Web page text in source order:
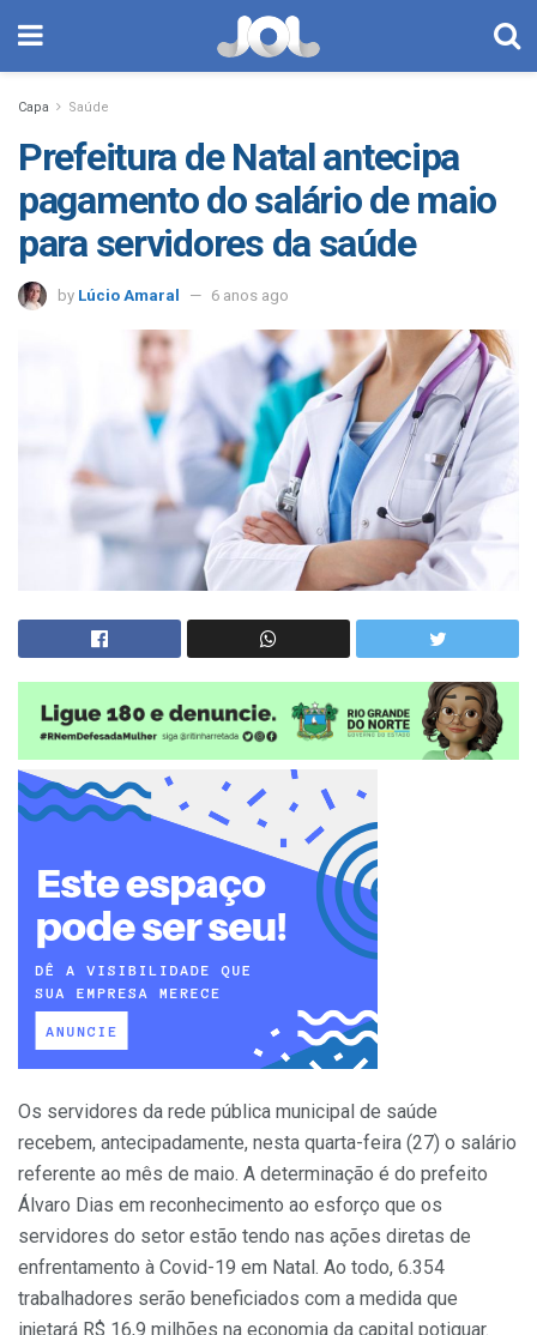
Capa Saúde
Prefeitura de Natal antecipa
pagamento do salário de maio
para servidores da saúde
by Lúcio Amaral 6 anos ago
Os servidores da rede pública municipal de saúde
recebem, antecipadamente, nesta quarta-feira (27) o salário
referente ao mês de maio. A determinação é do prefeito
Álvaro Dias em reconhecimento ao esforço que os
servidores do setor estão tendo nas ações diretas de
enfrentamento à Covid-19 em Natal. Ao todo, 6.354
trabalhadores serão beneficiados com a medida que
injetará R$ 16,9 milhões na economia da capital potiguar.